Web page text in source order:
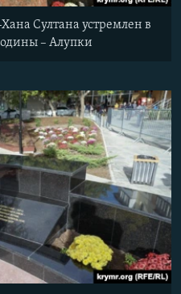
Султана устремлен в
– Алупки